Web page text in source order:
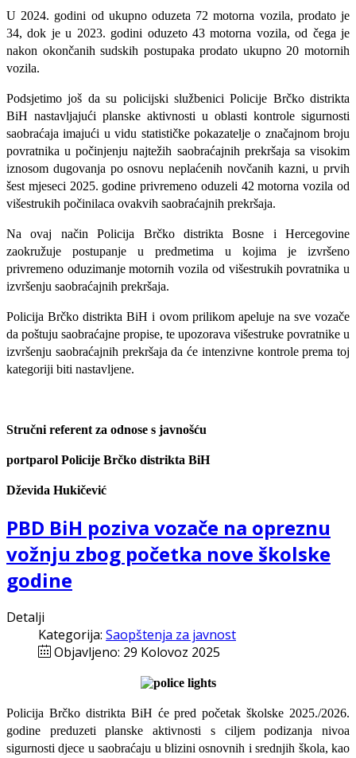
U 2024. godini od ukupno oduzeta 72 motorna vozila, prodato je
34, dok je u 2023. godini oduzeto 43 motorna vozila, od čega je
nakon okončanih sudskih postupaka prodato ukupno 20 motornih
vozila.
Podsjetimo još da su policijski službenici Policije Brčko distrikta
BiH nastavljajući planske aktivnosti u oblasti kontrole sigurnosti
saobraćaja imajući u vidu statističke pokazatelje o značajnom broju
povratnika u počinjenju najtežih saobraćajnih prekršaja sa visokim
iznosom dugovanja po osnovu neplaćenih novčanih kazni, u prvih
šest mjeseci 2025. godine privremeno oduzeli 42 motorna vozila od
višestrukih počinilaca ovakvih saobraćajnih prekršaja.
Na ovaj način Policija Brčko distrikta Bosne i Hercegovine
zaokružuje postupanje u predmetima u kojima je izvršeno
privremeno oduzimanje motornih vozila od višestrukih povratnika u
izvršenju saobraćajnih prekršaja.
Policija Brčko distrikta BiH i ovom prilikom apeluje na sve vozače
da poštuju saobraćajne propise, te upozorava višestruke povratnike u
izvršenju saobraćajnih prekršaja da će intenzivne kontrole prema toj
kategoriji biti nastavljene.
Stručni referent za odnose s javnošću
portparol Policije Brčko distrikta BiH
Dževida Hukičević
PBD BiH poziva vozače na opreznu
vožnju zbog početka nove školske
godine
Detalji
Kategorija: Saopštenja za javnost
Objavljeno: 29 Kolovoz 2025
Policija Brčko distrikta BiH ćepred početak školske 2025./2026.
godine preduzeti planske aktivnosti s ciljem podizanja nivoa
sigurnosti djece u saobraćaju u blizini osnovnih i srednjih škola, kao